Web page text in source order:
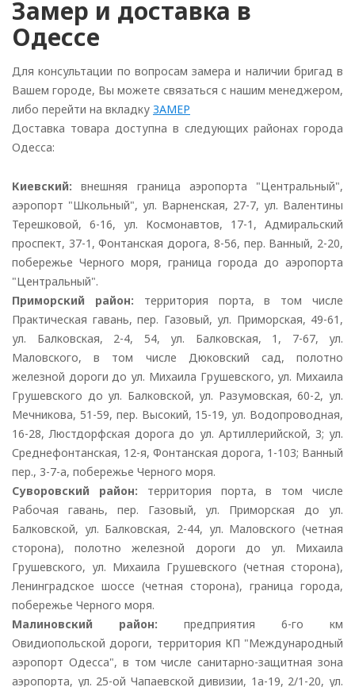
Замер и доставка в
Одессе
Для консультации по вопросам замера и наличии бригад в
Вашем городе, Вы можете связаться с нашим менеджером,
либо перейти на вкладку ЗАМЕР
Доставка товара доступна в следующих районах города
Одесса:
Киевский:внешняя граница аэропорта "Центральный",
аэропорт "Школьный", ул. Варненская, 27-7, ул. Валентины
Терешковой, 6-16, ул. Космонавтов, 17-1, Адмиральский
проспект, 37-1, Фонтанская дорога, 8-56, пер. Ванный, 2-20,
побережье Черного моря, граница города до аэропорта
"Центральный".
Приморский район: территория порта, в том числе
Практическая гавань, пер. Газовый, ул. Приморская, 49-61,
ул. Балковская, 2-4, 54, ул. Балковская, 1, 7-67, ул.
Маловского, в том числе Дюковский сад, полотно
железной дороги до ул. Михаила Грушевского, ул. Михаила
Грушевского до ул. Балковской, ул. Разумовская, 60-2, ул.
Мечникова, 51-59, пер. Высокий, 15-19, ул. Водопроводная,
16-28, Люстдорфская дорога до ул. Артиллерийской, 3; ул.
Среднефонтанская, 12-я, Фонтанская дорога, 1-103; Ванный
пер., 3-7-а, побережье Черного моря.
Суворовский район: территория порта, в том числе
Рабочая гавань, пер. Газовый, ул. Приморская до ул.
Балковской, ул. Балковская, 2-44, ул. Маловского (четная
сторона), полотно железной дороги до ул. Михаила
Грушевского, ул. Михаила Грушевского (четная сторона),
Ленинградское шоссе (четная сторона), граница города,
побережье Черного моря.
Малиновский район: предприятия 6-го км
Овидиопольской дороги, территория КП "Международный
аэропорт Одесса", в том числе санитарно-защитная зона
аэропорта, ул. 25-ой Чапаевской дивизии, 1а-19, 2/1-20, ул.